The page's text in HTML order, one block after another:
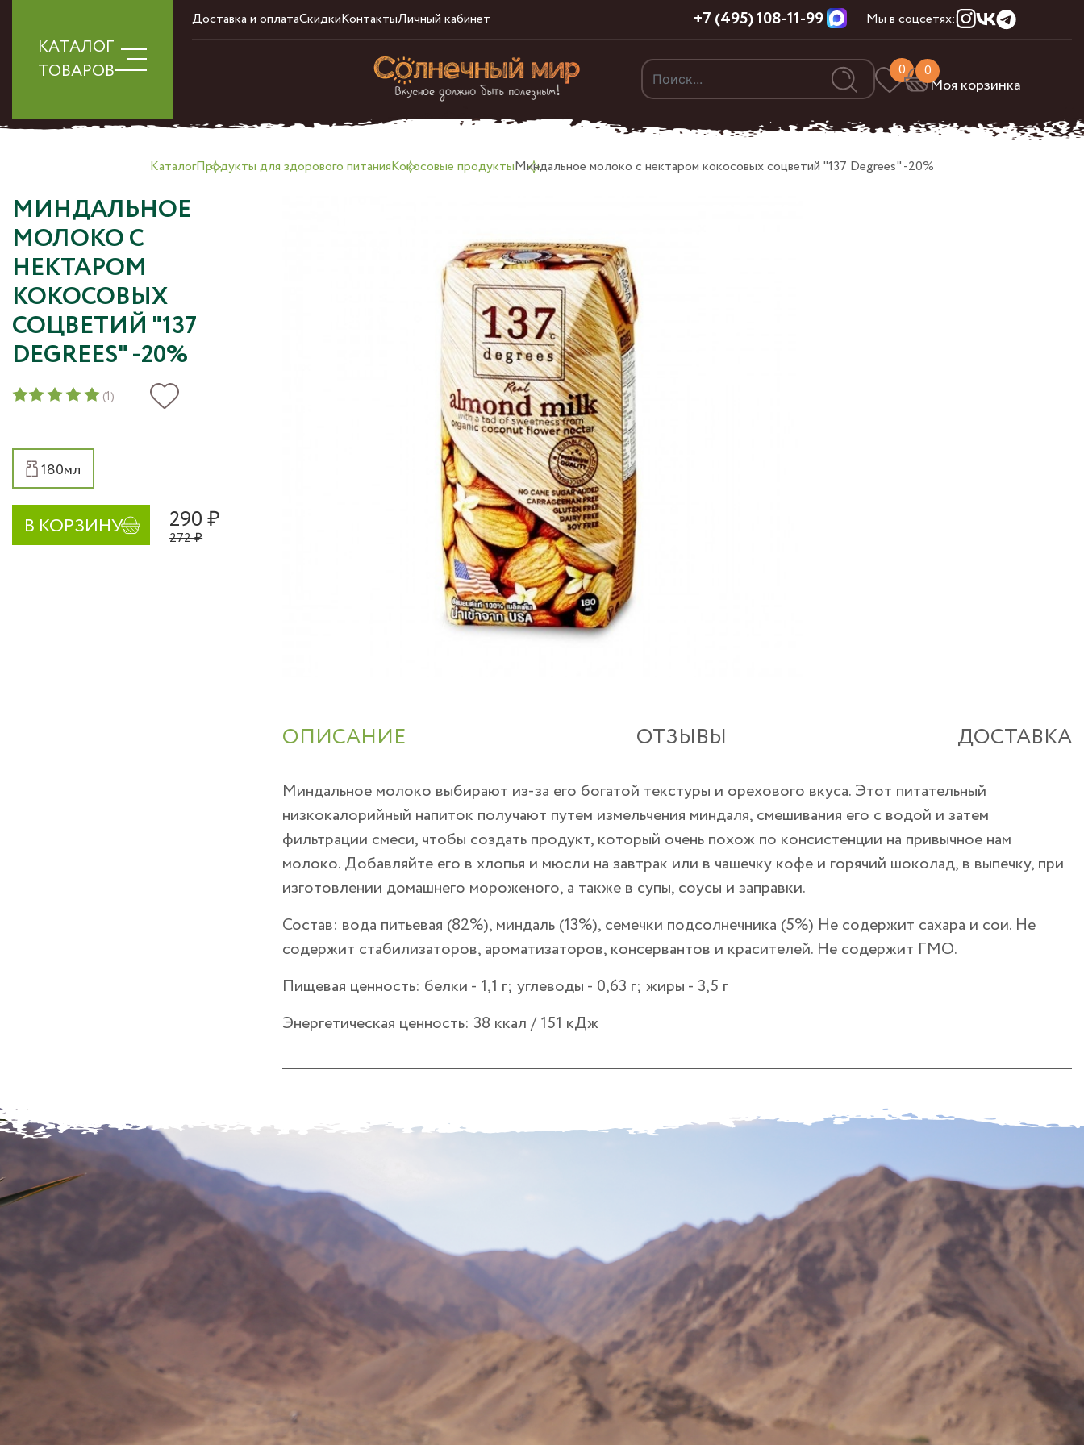
КАТАЛОГ
ТОВАРОВ
Доставка и оплатаСкидкиКонтактыЛичный кабинет +7 (495) 108-11-99 Мы в соцсетях:
0 0
Моя корзинка
КаталогПродукты для здорового питанияКокосовые продуктыМиндальное молоко с нектаром кокосовых соцветий "137 Degrees" -20%
МИНДАЛЬНОЕ
МОЛОКО С
НЕКТАРОМ
КОКОСОВЫХ
СОЦВЕТИЙ "137
DEGREES" -20%
(1)
180мл
В КОРЗИНУ 290 ₽
272 ₽
ОПИСАНИЕ ОТЗЫВЫ ДОСТАВКА
Миндальное молоко выбирают из-за его богатой текстуры и орехового вкуса. Этот питательный
низкокалорийный напиток получают путем измельчения миндаля, смешивания его с водой и затем
фильтрации смеси, чтобы создать продукт, который очень похож по консистенции на привычное нам
молоко. Добавляйте его в хлопья и мюсли на завтрак или в чашечку кофе и горячий шоколад, в выпечку, при
изготовлении домашнего мороженого, а также в супы, соусы и заправки.
Состав: вода питьевая (82%), миндаль (13%), семечки подсолнечника (5%) Не содержит сахара и сои. Не
содержит стабилизаторов, ароматизаторов, консервантов и красителей. Не содержит ГМО.
Пищевая ценность: белки - 1,1 г; углеводы - 0,63 г; жиры - 3,5 г
Энергетическая ценность: 38 ккал / 151 кДж